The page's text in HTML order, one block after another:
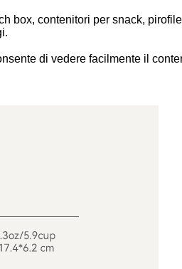
contenitori per snack,
di vedere facilmente il